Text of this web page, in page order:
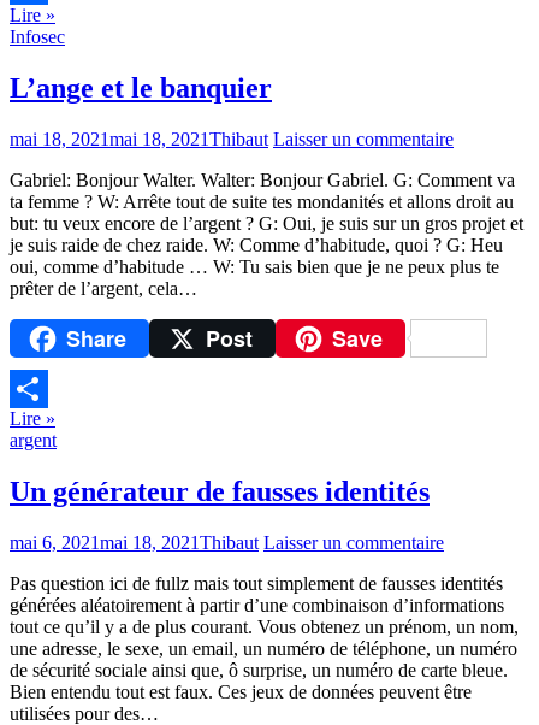
Partager
Lire »
Infosec
L’ange et le banquier
mai 18, 2021mai 18, 2021Thibaut Laisser un commentaire
Gabriel: Bonjour Walter. Walter: Bonjour Gabriel. G: Comment va
ta femme ? W: Arrête tout de suite tes mondanités et allons droit au
but: tu veux encore de l’argent ? G: Oui, je suis sur un gros projet et
je suis raide de chez raide. W: Comme d’habitude, quoi ? G: Heu
oui, comme d’habitude … W: Tu sais bien que je ne peux plus te
prêter de l’argent, cela…
Share Post Save
Partager
Lire »
argent
Un générateur de fausses identités
mai 6, 2021mai 18, 2021Thibaut Laisser un commentaire
Pas question ici de fullz mais tout simplement de fausses identités
générées aléatoirement à partir d’une combinaison d’informations
tout ce qu’il y a de plus courant. Vous obtenez un prénom, un nom,
une adresse, le sexe, un email, un numéro de téléphone, un numéro
de sécurité sociale ainsi que, ô surprise, un numéro de carte bleue.
Bien entendu tout est faux. Ces jeux de données peuvent être
utilisées pour des…